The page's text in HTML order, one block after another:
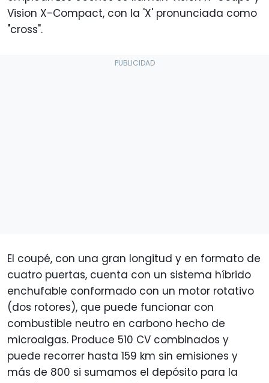
Vision X-Compact, con la 'X' pronunciada como
"cross".
El coupé, con una gran longitud y en formato de
cuatro puertas, cuenta con un sistema híbrido
enchufable conformado con un motor rotativo
(dos rotores), que puede funcionar con
combustible neutro en carbono hecho de
microalgas. Produce 510 CV combinados y
puede recorrer hasta 159 km sin emisiones y
más de 800 si sumamos el depósito para la